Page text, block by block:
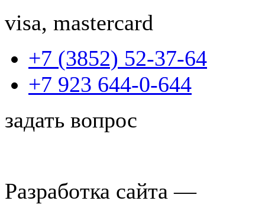
visa, mastercard
+7 (3852) 52-37-64
+7 923 644-0-644
задать вопрос
Разработка сайта —